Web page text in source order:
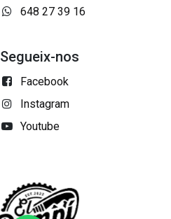
648 27 39 16
Segueix-nos
Facebook
Instagram
Youtube